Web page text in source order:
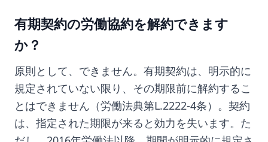
有期契約の労働協約を解約できます
か？
原則として、できません。有期契約は、明示的に
規定されていない限り、その期限前に解約するこ
とはできません（労働法典第L.2222-4条）。契約
は、指定された期限が来ると効力を失います。た